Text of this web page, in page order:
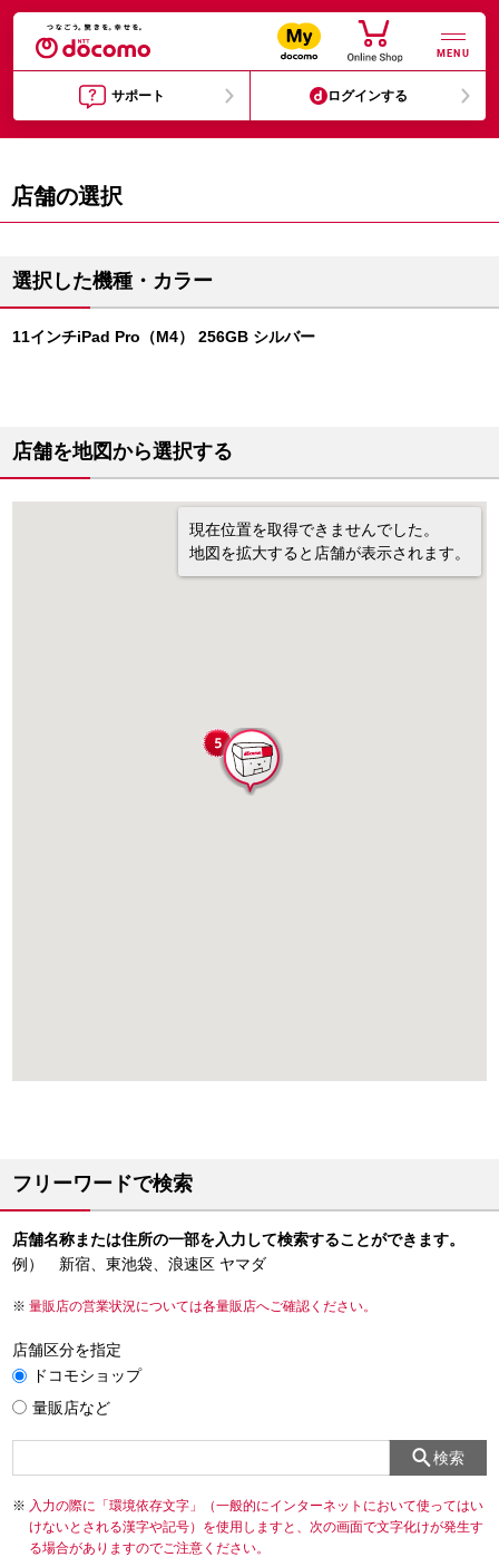
MENU
サポート ログインする
店舗の選択
選択した機種・カラー
11インチiPad Pro（M4） 256GB シルバー
店舗を地図から選択する
現在位置を取得できませんでした。
地図を拡大すると店舗が表示されます。
フリーワードで検索
店舗名称または住所の一部を入力して検索することができます。
例） 新宿、東池袋、浪速区 ヤマダ
量販店の営業状況については各量販店へご確認ください。
店舗区分を指定
ドコモショップ
量販店など
検索
入力の際に「環境依存文字」（一般的にインターネットにおいて使ってはい
けないとされる漢字や記号）を使用しますと、次の画面で文字化けが発生す
る場合がありますのでご注意ください。